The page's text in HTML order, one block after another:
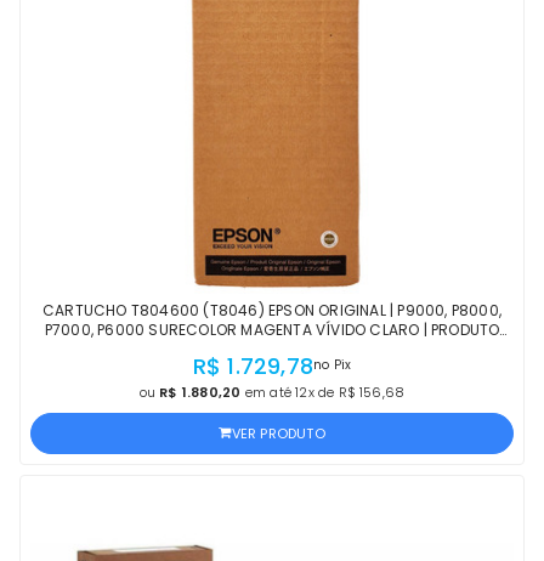
CARTUCHO T804600 (T8046) EPSON ORIGINAL | P9000, P8000,
P7000, P6000 SURECOLOR MAGENTA VÍVIDO CLARO | PRODUTO
R$ 1.729,78no Pix
ou R$ 1.880,20 em até 12x de R$ 156,68
VER PRODUTO